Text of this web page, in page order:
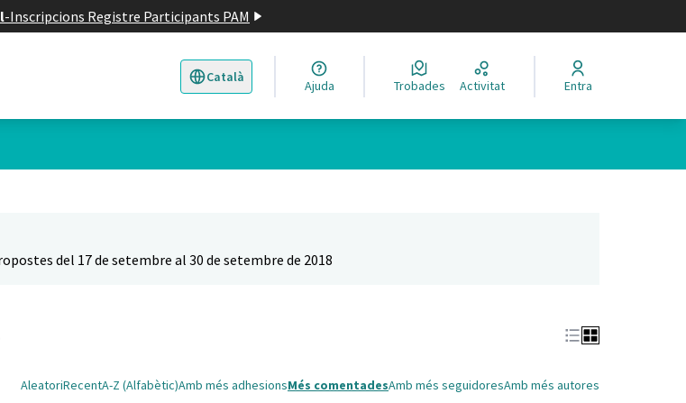
-Inscripcions Registre Participants PAM
Català
Triar la llengua Elegir el idioma
Ajuda Trobades Activitat Entra
del 17 de setembre al 30 de setembre de 2018
AleatoriRecentA-Z (Alfabètic)Amb més adhesionsMés comentadesAmb més seguidoresAmb més autores